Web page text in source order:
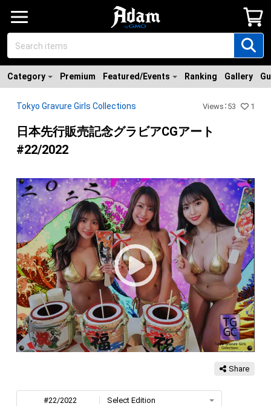
Category Premium Featured/Events Ranking Gallery
Tokyo Gravure Girls Collections Views ： 53 1
日本先行販売記念グラビアCGアート
#22/2022
Share
#22/2022 Select Edition